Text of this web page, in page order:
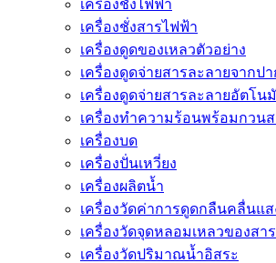
เครื่องชั่งไฟฟ้า
เครื่องชั่งสารไฟฟ้า
เครื่องดูดของเหลวตัวอย่าง
เครื่องดูดจ่ายสารละลายจากป
เครื่องดูดจ่ายสารละลายอัตโน
เครื่องทำความร้อนพร้อมกวน
เครื่องบด
เครื่องปั่นเหวี่ยง
เครื่องผลิตน้ำ
เครื่องวัดค่าการดูดกลืนคลื่นแส
เครื่องวัดจุดหลอมเหลวของสาร
เครื่องวัดปริมาณน้ำอิสระ